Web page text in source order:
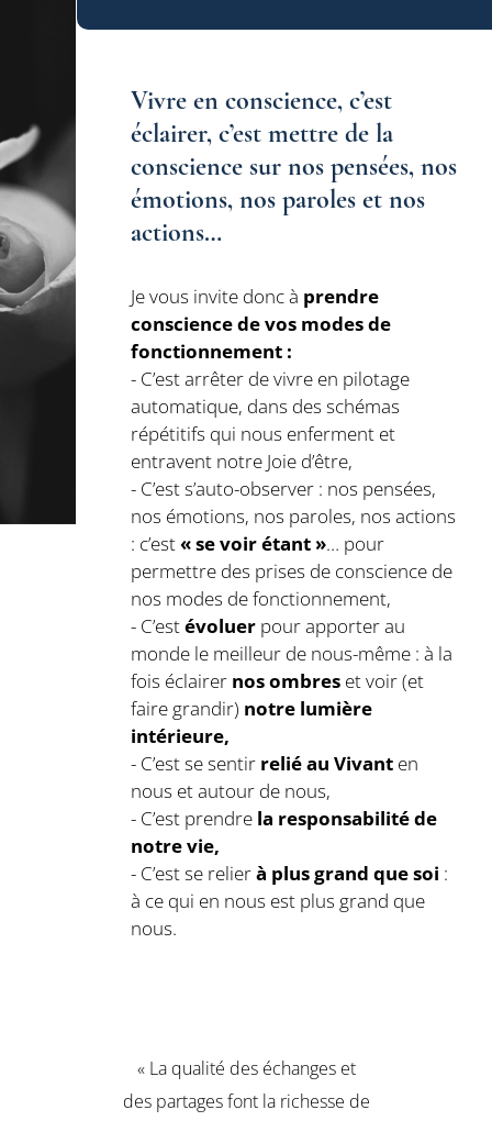
Vivre en conscience, c’est
éclairer, c’est mettre de la
conscience sur nos pensées, nos
émotions, nos paroles et nos
actions…
Je vous invite donc à prendre
conscience de vos modes de
fonctionnement :
- C’est arrêter de vivre en pilotage
automatique, dans des schémas
répétitifs qui nous enferment et
entravent notre Joie d’être,
- C’est s’auto-observer : nos pensées,
nos émotions, nos paroles, nos actions
: c’est« se voir étant »… pour
permettre des prises de conscience de
nos modes de fonctionnement,
- C’estévoluer pour apporter au
monde le meilleur de nous-même : à la
fois éclairer nos ombres et voir (et
faire grandir) notre lumière
intérieure,
- C’est se sentir relié au Vivant en
nous et autour de nous,
- C’est prendre la responsabilité de
notre vie,
- C’est se relierà plus grand que soi :
à ce qui en nous est plus grand que
nous.
« La qualité des échanges et
des partages font la richesse de